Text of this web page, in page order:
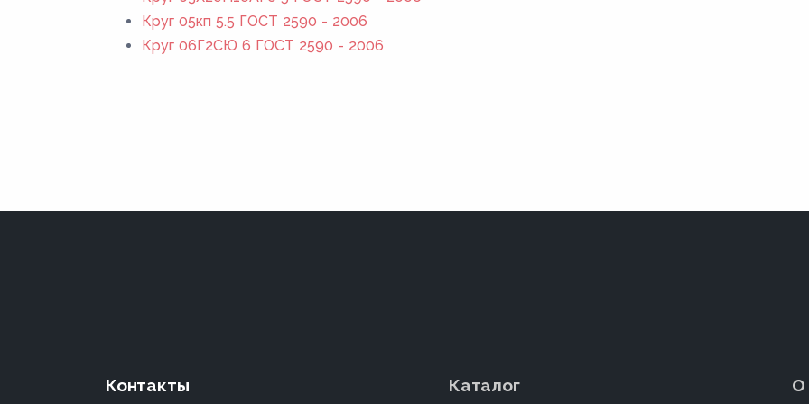
Круг 05кп 5.5 ГОСТ 2590 - 2006
Круг 06Г2СЮ 6 ГОСТ 2590 - 2006
Контакты Каталог О